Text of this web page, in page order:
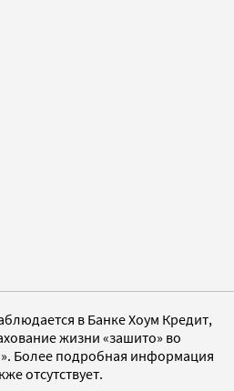
в Банке Хоум Кредит,
жизни «зашито» во
Более подробная информация
отсутствует.